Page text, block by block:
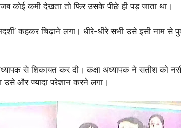
कोई कमी देखता तो फिर उसके पीछे ही पड़ जाता था।
कहकर चिढ़ाने लगा। धीरे-धीरे सभी उसे इसी नाम से
से शिकायत कर दी। कक्षा अध्यापक ने सतीश को
उसे और ज्यादा परेशान करने लगा।